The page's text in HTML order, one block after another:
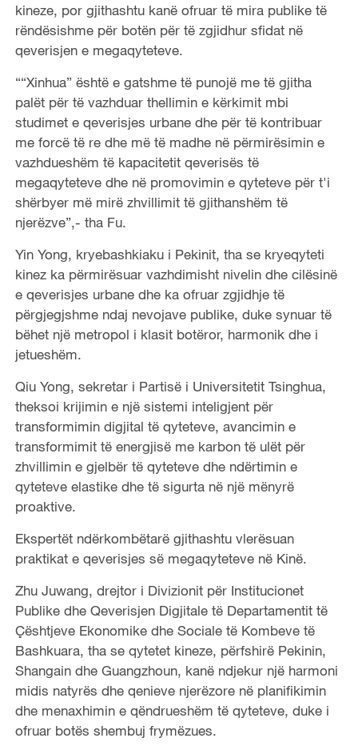
kineze, por gjithashtu kanë ofruar të mira publike të
rëndësishme për botën për të zgjidhur sfidat në
qeverisjen e megaqyteteve.
““Xinhua” është e gatshme të punojë me të gjitha
palët për të vazhduar thellimin e kërkimit mbi
studimet e qeverisjes urbane dhe për të kontribuar
me forcë të re dhe më të madhe në përmirësimin e
vazhdueshëm të kapacitetit qeverisës të
megaqyteteve dhe në promovimin e qyteteve për t'i
shërbyer më mirë zhvillimit të gjithanshëm të
njerëzve”,- tha Fu.
Yin Yong, kryebashkiaku i Pekinit, tha se kryeqyteti
kinez ka përmirësuar vazhdimisht nivelin dhe cilësinë
e qeverisjes urbane dhe ka ofruar zgjidhje të
përgjegjshme ndaj nevojave publike, duke synuar të
bëhet një metropol i klasit botëror, harmonik dhe i
jetueshëm.
Qiu Yong, sekretar i Partisë i Universitetit Tsinghua,
theksoi krijimin e një sistemi inteligjent për
transformimin digjital të qyteteve, avancimin e
transformimit të energjisë me karbon të ulët për
zhvillimin e gjelbër të qyteteve dhe ndërtimin e
qyteteve elastike dhe të sigurta në një mënyrë
proaktive.
Ekspertët ndërkombëtarë gjithashtu vlerësuan
praktikat e qeverisjes së megaqyteteve në Kinë.
Zhu Juwang, drejtor i Divizionit për Institucionet
Publike dhe Qeverisjen Digjitale të Departamentit të
Çështjeve Ekonomike dhe Sociale të Kombeve të
Bashkuara, tha se qytetet kineze, përfshirë Pekinin,
Shangain dhe Guangzhoun, kanë ndjekur një harmoni
midis natyrës dhe qenieve njerëzore në planifikimin
dhe menaxhimin e qëndrueshëm të qyteteve, duke i
ofruar botës shembuj frymëzues.